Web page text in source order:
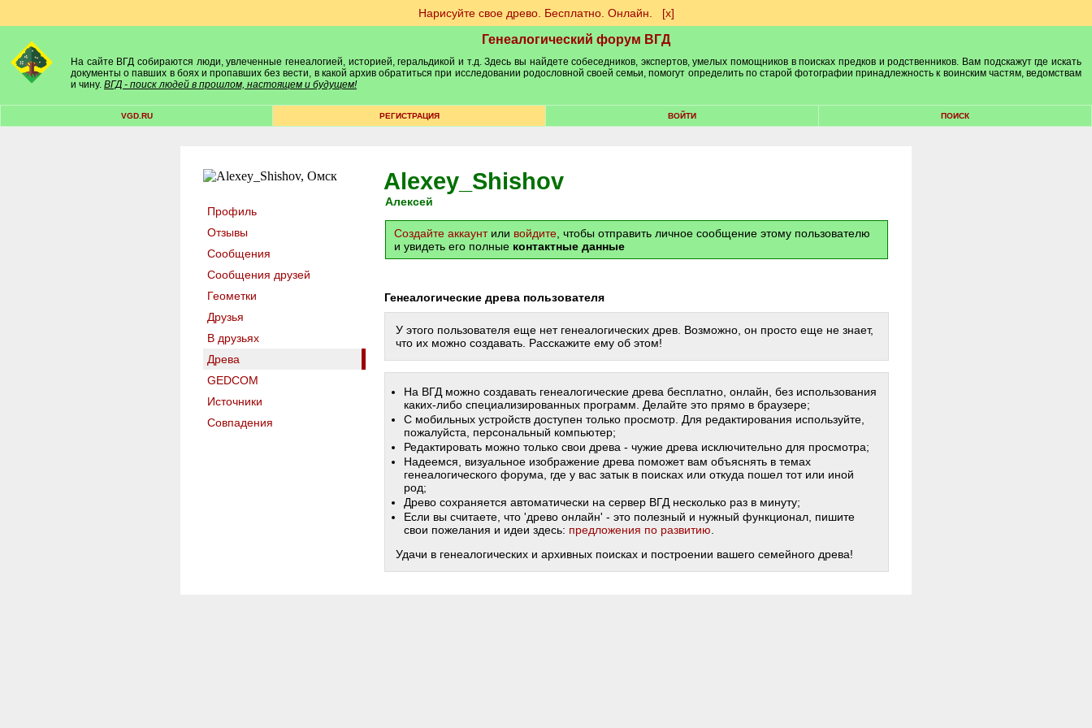
Нарисуйте свое древо. Бесплатно. Онлайн. [х]
Генеалогический форум ВГД
На сайте ВГД собираются люди, увлеченные генеалогией, историей, геральдикой и т.д. Здесь вы найдете собеседников, экспертов, умелых помощников в поисках предков и родственников. Вам подскажут где искать
документы о павших в боях и пропавших без вести, в какой архив обратиться при исследовании родословной своей семьи, помогут определить по старой фотографии принадлежность к воинским частям, ведомствам
и чину. ВГД - поиск людей в прошлом, настоящем и будущем!
VGD.RU РЕГИСТРАЦИЯ ВОЙТИ ПОИСК
Профиль
Отзывы
Сообщения
Сообщения друзей
Геометки
Друзья
В друзьях
Древа
GEDCOM
Источники
Совпадения
Alexey_Shishov
Алексей
Создайте аккаунтили войдите , чтобы отправить личное сообщение этому пользователю
и увидеть его полные контактные данные
Генеалогические древа пользователя
У этого пользователя еще нет генеалогических древ. Возможно, он просто еще не знает,
что их можно создавать. Расскажите ему об этом!
На ВГД можно создавать генеалогические древа бесплатно, онлайн, без использования
каких-либо специализированных программ. Делайте это прямо в браузере;
С мобильных устройств доступен только просмотр. Для редактирования используйте,
пожалуйста, персональный компьютер;
Редактировать можно только свои древа - чужие древа исключительно для просмотра;
Надеемся, визуальное изображение древа поможет вам объяснять в темах
генеалогического форума, где у вас затык в поисках или откуда пошел тот или иной
род;
Древо сохраняется автоматически на сервер ВГД несколько раз в минуту;
Если вы считаете, что 'древо онлайн' - это полезный и нужный функционал, пишите
свои пожелания и идеи здесь: предложения по развитию
Удачи в генеалогических и архивных поисках и построении вашего семейного древа!